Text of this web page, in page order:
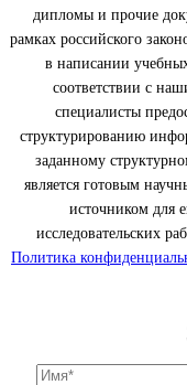
дипломы и прочие
рамках российского
в написании
соответствии с
специалисты
структурированию
заданному
является готовым
источником для
исследовательских
Политика